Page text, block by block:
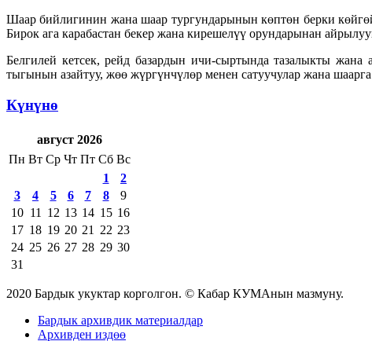
Шаар бийлигинин жана шаар тургундарынын көптөн берки
Бирок ага карабастан бекер жана кирешелүү орундарынан
Белгилей кетсек, рейд базардын ичи-сыртында тазалыкты
тыгынын азайтуу, жөө жүргүнчүлөр менен сатуучулар жана
Күнүнө
август 2026
Пн Вт Ср Чт Пт Сб Вс
1
2
3
4 5 6 7 8
9
10 11 12 13 14 15 16
17 18 19 20 21 22 23
24 25 26 27 28 29 30
31
2020 Бардык укуктар корголгон. © Кабар КУМАнын мазмуну.
Бардык архивдик материалдар
Архивден издөө